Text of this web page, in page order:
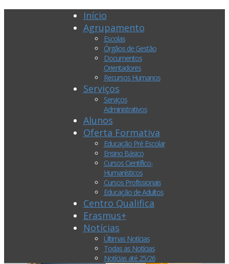
Início
Agrupamento
Escolas
Órgãos de Gestão
Documentos
Orientadores
Recursos Humanos
Serviços
Serviços
Administrativos
Alunos
Oferta Formativa
Educação Pré Escolar
Ensino Básico
Cursos Científico-
Humanísticos
Cursos Profissionais
Educação de Adultos
Centro Qualifica
Erasmus+
Notícias
Últimas Notícias
Todas as Notícias
Notícias até 25/26